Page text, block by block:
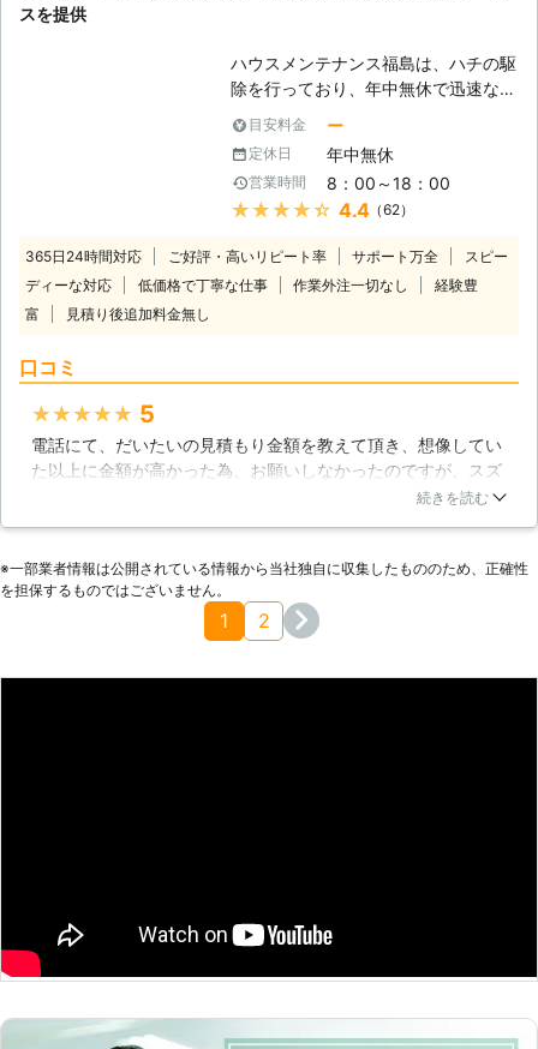
スを提供
ハウスメンテナンス福島は、ハチの駆
除を行っており、年中無休で迅速な対
応をしています。また作業の外注は一
切なしです。 弊社はスピーディーな
対応を心掛けており、お客様の立場に
なって丁寧な作業を行います。またお
客様やご近所様の安全を最優先にハチ
することができます。 弊社のハチ駆
除担当のスタッフは、豊富な経験と実
または当日に必ずお電話かメールにて
りは無料ですので、ハチに関して何か
お困りの際は、弊社までお気軽にお問
目安料金 ー
定休日 年中無休
営業時間 8：00～18：00
★★★★★ 4.4（62）
365日24時間対応 ご好評・高いリピート率 サポート万全
スピー
ディーな対応
低価格で丁寧な仕事 作業外注一切なし
経験豊
富
見積り後追加料金無し
口コミ
★★★★★ 5
電話にて、だいたいの見積もり金額を教えて頂き、想像してい
た以上に金額が高かった為、お願いしなかったのですが、スズ
メ蜂の初期の巣の駆除方法を聞いたところ、こちらから質問し
りがとうございました。
2022年06月15日
続きを読む
※⼀部業者情報は公開されている情報から当社独⾃に収集したもののため、正確性
を担保するものではございません。
1 2